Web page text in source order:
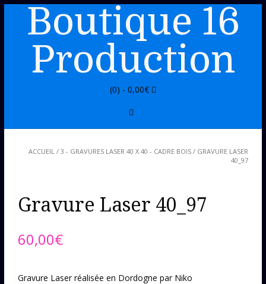
Boutique 16
Production
(0) - 0,00€
ACCUEIL / 3 - GRAVURES LASER 40 X 40 - CADRE BOIS / GRAVURE LASER
40_97
Gravure Laser 40_97
60,00€
Gravure Laser réalisée en Dordogne par Niko